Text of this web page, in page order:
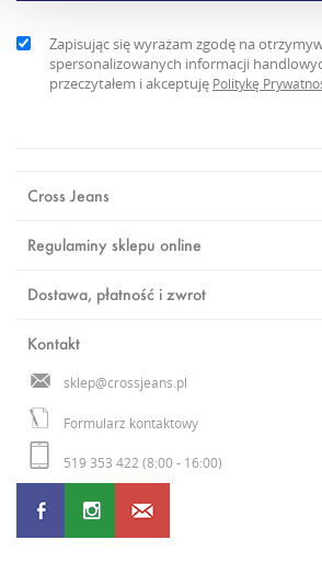
Zapisując się wyrażam zgodę na
spersonalizowanych informacji
przeczytałem i akceptuję Politykę
Cross Jeans
Regulaminy sklepu online
Dostawa, płatność i zwrot
Kontakt
sklep@crossjeans.pl
Formularz kontaktowy
519 353 422 (8:00 - 16:00)